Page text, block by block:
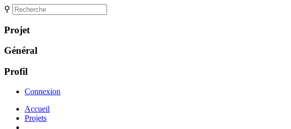
⚲
Projet
Général
Profil
Connexion
Accueil
Projets